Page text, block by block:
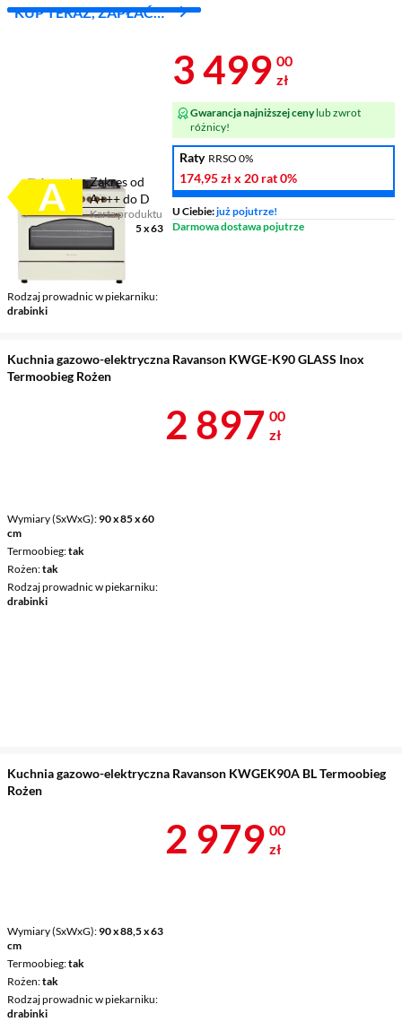
KUP TERAZ, ZAPŁAĆ
Zakres od
A+++ do D
Karta produktu
Plik w formacie pdf
(otworzy się w nowym oknie)
Wymiary (SxWxG) 90 x 88,5 x 63
Termoobieg tak
Rożen tak
Rodzaj prowadnic w piekarniku
drabinki
Cena 3 499
3 499 00
zł
Gwarancja najniższej cenylub zwrot
różnicy!
Raty RRSO 0%
174,95 złx 20 rat0%
U Ciebie:już pojutrze!
Darmowa dostawa pojutrze
Kuchnia gazowo-elektryczna Ravanson KWGE-K90 GLASS Inox
Termoobieg Rożen
Wymiary (SxWxG) 90 x 85 x 60
cm
Termoobieg tak
Rożen tak
Rodzaj prowadnic w piekarniku
drabinki
Cena 2 897 zł
2 897 00
zł
Kuchnia gazowo-elektryczna Ravanson KWGEK90A BL Termoobieg
Rożen
Wymiary (SxWxG) 90 x 88,5 x 63
cm
Termoobieg tak
Rożen tak
Rodzaj prowadnic w piekarniku
drabinki
Cena 2 979 zł
2 979 00
zł